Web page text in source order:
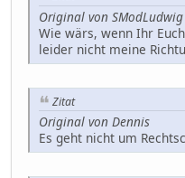
Original von SModLudwig
Wie wärs, wenn Ihr
leider nicht meine
Zitat
Original von Dennis
Es geht nicht um